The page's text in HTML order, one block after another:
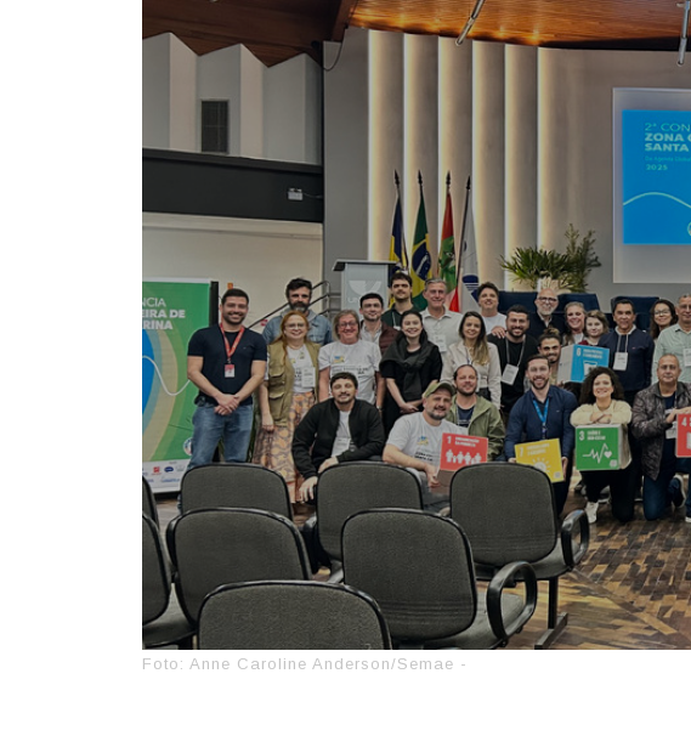
Foto: Anne Caroline Anderson/Semae -